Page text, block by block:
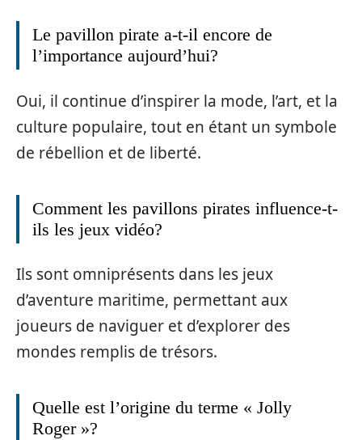
Le pavillon pirate a-t-il encore de
l’importance aujourd’hui?
Oui, il continue d’inspirer la mode, l’art, et la
culture populaire, tout en étant un symbole
de rébellion et de liberté.
Comment les pavillons pirates influence-t-
ils les jeux vidéo?
Ils sont omniprésents dans les jeux
d’aventure maritime, permettant aux
joueurs de naviguer et d’explorer des
mondes remplis de trésors.
Quelle est l’origine du terme « Jolly
Roger »?